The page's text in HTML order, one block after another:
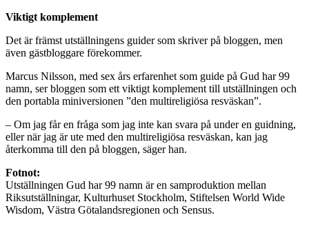
Viktigt komplement
Det är främst utställningens guider som skriver på bloggen, men
även gästbloggare förekommer.
Marcus Nilsson, med sex års erfarenhet som guide på Gud har 99
namn, ser bloggen som ett viktigt komplement till utställningen och
den portabla miniversionen ”den multireligiösa resväskan”.
– Om jag får en fråga som jag inte kan svara på under en guidning,
eller när jag är ute med den multireligiösa resväskan, kan jag
återkomma till den på bloggen, säger han.
Fotnot:
Utställningen Gud har 99 namn är en samproduktion mellan
Riksutställningar, Kulturhuset Stockholm, Stiftelsen World Wide
Wisdom, Västra Götalandsregionen och Sensus.